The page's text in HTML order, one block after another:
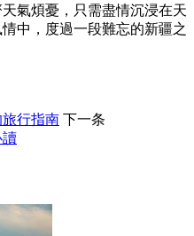
氣煩憂，只需盡情沉浸在天
中，度過一段難忘的新疆之
行指南 下一条
讀